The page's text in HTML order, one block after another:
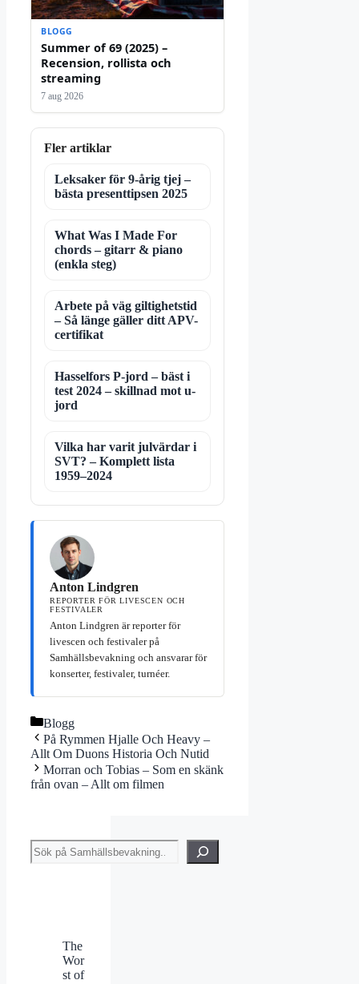
BLOGG
Summer of 69 (2025) –
Recension, rollista och
streaming
7 aug 2026
Fler artiklar
Leksaker för 9-årig tjej –
bästa presenttipsen 2025
What Was I Made For
chords – gitarr & piano
(enkla steg)
Arbete på väg giltighetstid
– Så länge gäller ditt APV-
certifikat
Hasselfors P-jord – bäst i
test 2024 – skillnad mot u-
jord
Vilka har varit julvärdar i
SVT? – Komplett lista
1959–2024
Anton Lindgren
REPORTER FÖR LIVESCEN OCH
FESTIVALER
Anton Lindgren är reporter för
livescen och festivaler på
Samhällsbevakning och ansvarar för
konserter, festivaler, turnéer.
Kategorier
Blogg
På Rymmen Hjalle Och Heavy –
Allt Om Duons Historia Och Nutid
Morran och Tobias – Som en skänk
från ovan – Allt om filmen
Sök
The
Wor
st of